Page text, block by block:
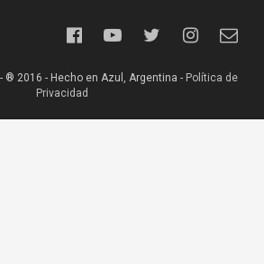
® 2016 - Hecho en Azul, Argentina - Política de
Privacidad